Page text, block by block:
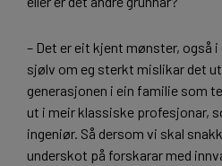
– Det er eit kjent mønster, også
sjølv om eg sterkt mislikar det
generasjonen i ein familie som
ut i meir klassiske profesjonar,
ingeniør. Så dersom vi skal
underskot på forskarar med